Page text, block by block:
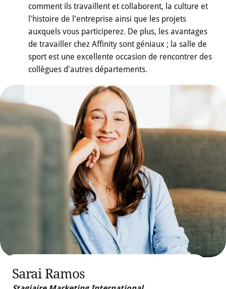
comment ils travaillent et collaborent, la culture et
l'histoire de l'entreprise ainsi que les projets
auxquels vous participerez. De plus, les avantages
de travailler chez Affinity sont géniaux ; la salle de
sport est une excellente occasion de rencontrer des
collègues d'autres départements.
Sarai Ramos